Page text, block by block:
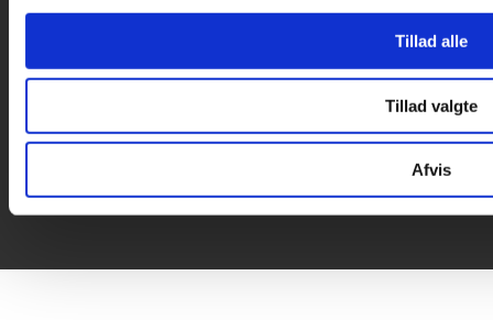
Tillad alle
Tillad valgte
Afvis